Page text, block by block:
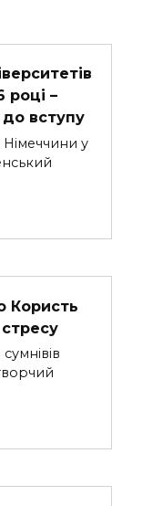
році –
вступу
у
Користь